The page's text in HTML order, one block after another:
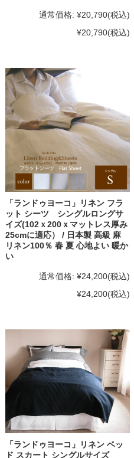
通常価格: ¥20,790(税込)
¥20,790(税込)
「ランドゥヨーコ」リネン フラ
ット シーツ シングルロングサ
イズ(102ｘ200ｘマットレス厚み
25cmに適応） / 日本製 高級 麻
リネン100％ 春 夏 心地よい 暖か
い
通常価格: ¥24,200(税込)
¥24,200(税込)
「ランドゥヨーコ」リネン ベッ
ド スカート シングルサイズ